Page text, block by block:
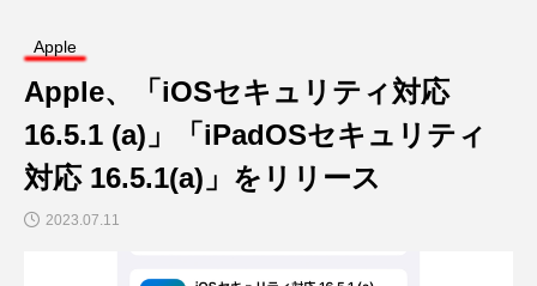
Apple
Apple、「iOSセキュリティ対応
16.5.1 (a)」「iPadOSセキュリティ
対応 16.5.1(a)」をリリース
2023.07.11